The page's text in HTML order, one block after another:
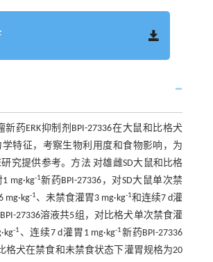
新药ERK抑制剂BPI-27336在大鼠和比格犬
特征，考察生物利用度和食物影响，为
究提供参考。方法 对雄雌SD大鼠和比格
mg·kg-1新药BPI-27336，对SD大鼠单次禁
mg·kg-1、未禁食灌胃3 mg·kg-1和连续7 d灌
27336溶液共5组，对比格犬单次禁食灌
-1 、连续7 d灌胃1 mg·kg-1新药BPI-27336
格犬在禁食和未禁食状态下灌胃规格为20